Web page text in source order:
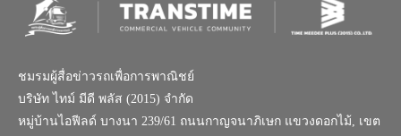
ชมรมผู้สื่อข่าวรถเพื่อการพาณิชย์
บริษัท ไทม์ มีดี พลัส (2015) จำกัด
หมู่บ้านไอฟีลด์ บางนา 239/61 ถนนกาญจนาภิเษก แขวงดอกไม้, เขต